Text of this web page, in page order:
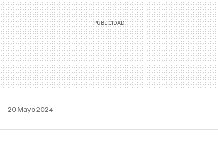
20 Mayo 2024